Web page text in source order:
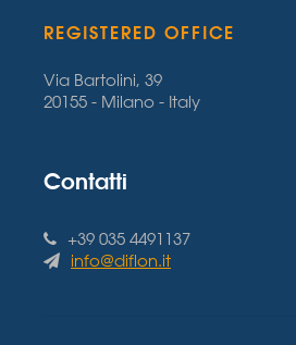
REGISTERED OFFICE
Via Bartolini, 39
20155 - Milano - Italy
Contatti
+39 035 4491137
info@diflon.it